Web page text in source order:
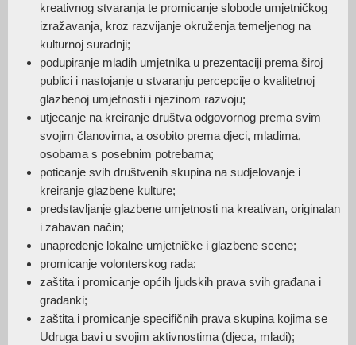
kreativnog stvaranja te promicanje slobode umjetničkog
izražavanja, kroz razvijanje okruženja temeljenog na
kulturnoj suradnji;
podupiranje mladih umjetnika u prezentaciji prema široj
publici i nastojanje u stvaranju percepcije o kvalitetnoj
glazbenoj umjetnosti i njezinom razvoju;
utjecanje na kreiranje društva odgovornog prema svim
svojim članovima, a osobito prema djeci, mladima,
osobama s posebnim potrebama;
poticanje svih društvenih skupina na sudjelovanje i
kreiranje glazbene kulture;
predstavljanje glazbene umjetnosti na kreativan, originalan
i zabavan način;
unapređenje lokalne umjetničke i glazbene scene;
promicanje volonterskog rada;
zaštita i promicanje općih ljudskih prava svih građana i
građanki;
zaštita i promicanje specifičnih prava skupina kojima se
Udruga bavi u svojim aktivnostima (djeca, mladi);